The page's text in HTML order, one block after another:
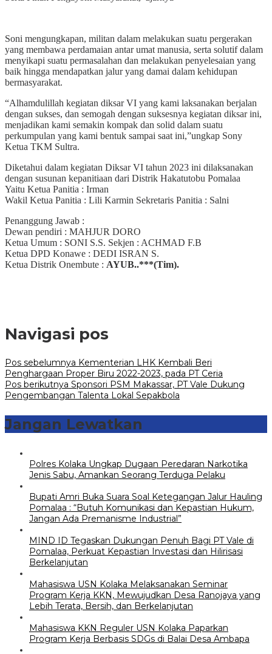
Soni mengungkapan, militan dalam melakukan suatu pergerakan
yang membawa perdamaian antar umat manusia, serta solutif dalam
menyikapi suatu permasalahan dan melakukan penyelesaian yang
baik hingga mendapatkan jalur yang damai dalam kehidupan
bermasyarakat.
“Alhamdulillah kegiatan diksar VI yang kami laksanakan berjalan
dengan sukses, dan semogah dengan suksesnya kegiatan diksar ini,
menjadikan kami semakin kompak dan solid dalam suatu
perkumpulan yang kami bentuk sampai saat ini,”ungkap Sony
Ketua TKM Sultra.
Diketahui dalam kegiatan Diksar VI tahun 2023 ini dilaksanakan
dengan susunan kepanitiaan dari Distrik Hakatutobu Pomalaa
Yaitu Ketua Panitia : Irman
Wakil Ketua Panitia : Lili Karmin Sekretaris Panitia : Salni
Penanggung Jawab :
Dewan pendiri : MAHJUR DORO
Ketua Umum : SONI S.S. Sekjen : ACHMAD F.B
Ketua DPD Konawe : DEDI ISRAN S.
Ketua Distrik Onembute : AYUB..***(Tim).
Navigasi pos
Pos sebelumnya Kementerian LHK Kembali Beri
Penghargaan Proper Biru 2022-2023, pada PT Ceria
Pos berikutnya Sponsori PSM Makassar, PT Vale Dukung
Pengembangan Talenta Lokal Sepakbola
Jangan Lewatkan
Polres Kolaka Ungkap Dugaan Peredaran Narkotika
Jenis Sabu, Amankan Seorang Terduga Pelaku
Bupati Amri Buka Suara Soal Ketegangan Jalur Hauling
Pomalaa : “Butuh Komunikasi dan Kepastian Hukum,
Jangan Ada Premanisme Industrial”
MIND ID Tegaskan Dukungan Penuh Bagi PT Vale di
Pomalaa, Perkuat Kepastian Investasi dan Hilirisasi
Berkelanjutan
Mahasiswa USN Kolaka Melaksanakan Seminar
Program Kerja KKN, Mewujudkan Desa Ranojaya yang
Lebih Terata, Bersih, dan Berkelanjutan
Mahasiswa KKN Reguler USN Kolaka Paparkan
Program Kerja Berbasis SDGs di Balai Desa Ambapa